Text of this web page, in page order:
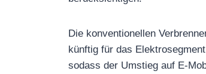
Die konventionellen
künftig für das
sodass der Umstieg auf E-